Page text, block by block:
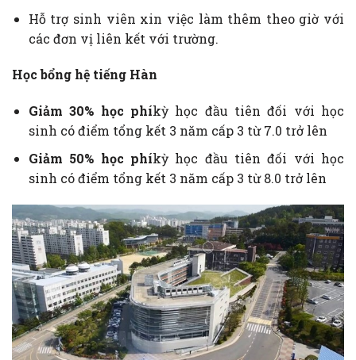
Hỗ trợ sinh viên xin việc làm thêm theo giờ với
các đơn vị liên kết với trường.
Học bổng hệ tiếng Hàn
Giảm 30% học phíkỳ học đầu tiên đối với học
sinh có điểm tổng kết 3 năm cấp 3 từ 7.0 trở lên
Giảm 50% học phíkỳ học đầu tiên đối với học
sinh có điểm tổng kết 3 năm cấp 3 từ 8.0 trở lên